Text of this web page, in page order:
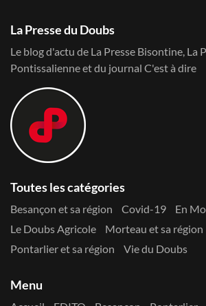
La Presse du Doubs
Le blog d'actu de La Presse Bisontine, La
Pontissalienne et du journal C'est à dire
Toutes les catégories
Besançon et sa région Covid-19
En
Le Doubs Agricole
Morteau et sa région
Pontarlier et sa région
Vie du Doubs
Menu